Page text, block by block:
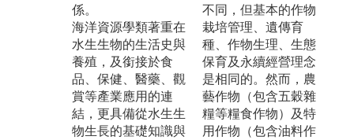
係。
海洋資源學類著重在
水生生物的生活史與
養殖，及銜接於食
品、保健、醫藥、觀
賞等產業應用的連
結，更具備從水生生
物生長的基礎知識與
不同，但基本的作物
栽培管理、遺傳育
種、作物生理、生態
保育及永續經營理念
是相同的。然而，農
藝作物（包含五穀雜
糧等糧食作物）及特
用作物（包含油料作